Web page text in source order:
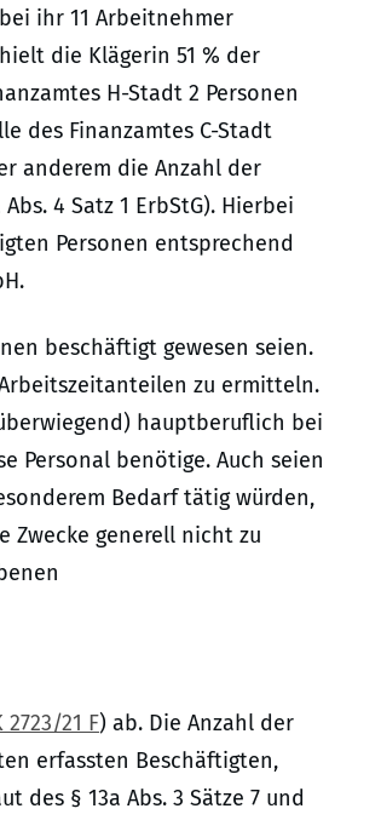
ihr 11 Arbeitnehmer
die Klägerin 51 % der
H-Stadt 2 Personen
des Finanzamtes C-Stadt
anderem die Anzahl der
4 Satz 1 ErbStG). Hierbei
Personen entsprechend
beschäftigt gewesen seien.
zu ermitteln.
hauptberuflich bei
Personal benötige. Auch seien
Bedarf tätig würden,
generell nicht zu
2723/21 F) ab. Die Anzahl der
erfassten Beschäftigten,
des § 13a Abs. 3 Sätze 7 und